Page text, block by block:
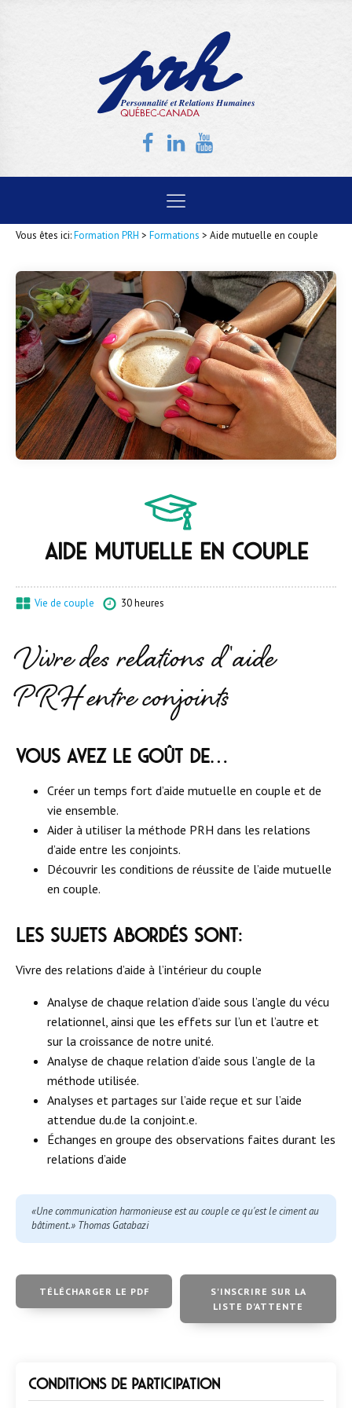
Vous êtes ici:Formation PRH > Formations > Aide mutuelle en couple
Aide mutuelle en couple
Vie de couple 30 heures
Vivre des relations d'aide
PRH entre conjoints
Vous avez le goût de…
Créer un temps fort d’aide mutuelle en couple et de
vie ensemble.
Aider à utiliser la méthode PRH dans les relations
d’aide entre les conjoints.
Découvrir les conditions de réussite de l’aide mutuelle
en couple.
Les sujets abordés sont:
Vivre des relations d’aide à l’intérieur du couple
Analyse de chaque relation d’aide sous l’angle du vécu
relationnel, ainsi que les effets sur l’un et l’autre et
sur la croissance de notre unité.
Analyse de chaque relation d’aide sous l’angle de la
méthode utilisée.
Analyses et partages sur l’aide reçue et sur l’aide
attendue du.de la conjoint.e.
Échanges en groupe des observations faites durant les
relations d’aide
«Une communication harmonieuse est au couple ce qu'est le ciment au
bâtiment.» Thomas Gatabazi
TÉLÉCHARGER LE PDF
S'INSCRIRE SUR LA
LISTE D'ATTENTE
Conditions de participation